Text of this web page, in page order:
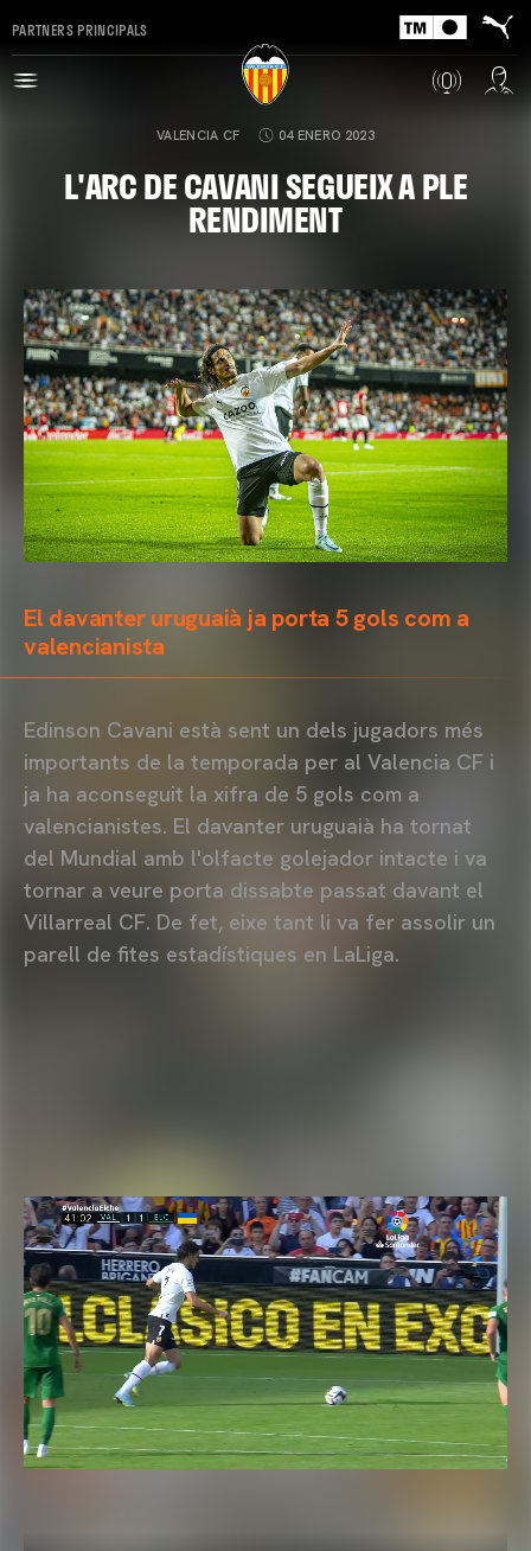
PARTNERS PRINCIPALS
VALENCIA CF 04 ENERO 2023
L'ARC DE CAVANI SEGUEIX A PLE
RENDIMENT
El davanter uruguaià ja porta 5 gols com a
valencianista
Edinson Cavani està sent un dels jugadors més
importants de la temporada per al Valencia CF i
ja ha aconseguit la xifra de 5 gols com a
valencianistes. El davanter uruguaià ha tornat
del Mundial amb l'olfacte golejador intacte i va
tornar a veure porta dissabte passat davant el
Villarreal CF. De fet, eixe tant li va fer assolir un
parell de fites estadístiques en LaLiga.